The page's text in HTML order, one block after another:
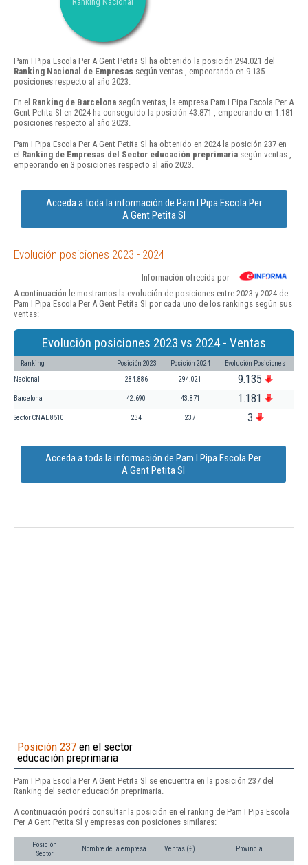
Pam I Pipa Escola Per A Gent Petita Sl ha obtenido la posición 294.021 del
Ranking Nacional de Empresas según ventas , empeorando en 9.135
posiciones respecto al año 2023.
En el Ranking de Barcelona según ventas, la empresa Pam I Pipa Escola Per A
Gent Petita Sl en 2024 ha conseguido la posición 43.871 , empeorando en 1.181
posiciones respecto al año 2023.
Pam I Pipa Escola Per A Gent Petita Sl ha obtenido en 2024 la posición 237 en
el Ranking de Empresas del Sector educación preprimaria según ventas ,
empeorando en 3 posiciones respecto al año 2023.
Acceda a toda la información de Pam I Pipa Escola Per
A Gent Petita Sl
Evolución posiciones 2023 - 2024
Información ofrecida por
A continuación le mostramos la evolución de posiciones entre 2023 y 2024 de
Pam I Pipa Escola Per A Gent Petita Sl por cada uno de los rankings según sus
ventas:
Evolución posiciones 2023 vs 2024 - Ventas
Ranking Posición 2023 Posición 2024 Evolución Posiciones
Nacional 284.886 294.021 9.135
Barcelona 42.690 43.871 1.181
Sector CNAE 8510 234 237 3
Acceda a toda la información de Pam I Pipa Escola Per
A Gent Petita Sl
Posición 237 en el sector
educación preprimaria
Pam I Pipa Escola Per A Gent Petita Sl se encuentra en la posición 237 del
Ranking del sector educación preprimaria.
A continuación podrá consultar la posición en el ranking de Pam I Pipa Escola
Per A Gent Petita Sl y empresas con posiciones similares:
Posición
Sector
Nombre de la empresa Ventas (€) Provincia